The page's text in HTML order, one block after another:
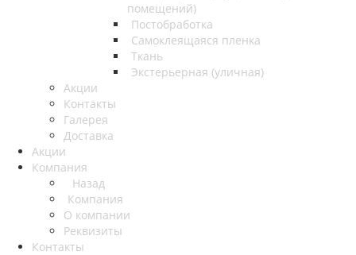
помещений)
Постобработка
Самоклеящаяся пленка
Ткань
Экстерьерная (уличная)
Акции
Контакты
Галерея
Доставка
Акции
Компания
Назад
Компания
О компании
Реквизиты
Контакты